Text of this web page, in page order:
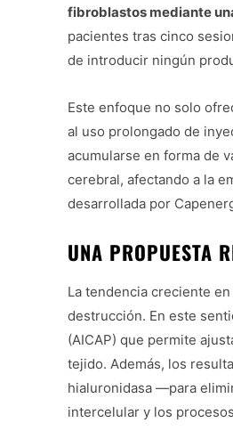
fibroblastos mediante
pacientes tras cinco
de introducir ningún
Este enfoque no solo
al uso prolongado de
acumularse en forma de
cerebral, afectando a la
desarrollada por
UNA PROPUESTA
La tendencia creciente
destrucción. En este
(AICAP) que permite
tejido. Además, los
hialuronidasa —para
intercelular y los